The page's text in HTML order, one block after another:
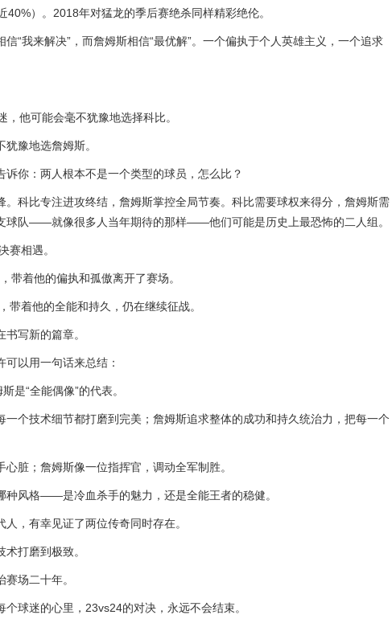
40%）。2018年对猛龙的季后赛绝杀同样精彩绝伦。
“我来解决”，而詹姆斯相信“最优解”。一个偏执于个人英雄主义，一个追求
他可能会毫不犹豫地选择科比。
豫地选詹姆斯。
你：两人根本不是一个类型的球员，怎么比？
。科比专注进攻终结，詹姆斯掌控全局节奏。科比需要球权来得分，詹姆斯需
球队——就像很多人当年期待的那样——他们可能是历史上最恐怖的二人组。
赛相遇。
带着他的偏执和孤傲离开了赛场。
带着他的全能和持久，仍在继续征战。
写新的篇章。
以用一句话来总结：
是“全能偶像”的代表。
一个技术细节都打磨到完美；詹姆斯追求整体的成功和持久统治力，把每一个
脏；詹姆斯像一位指挥官，调动全军制胜。
种风格——是冷血杀手的魅力，还是全能王者的稳健。
，有幸见证了两位传奇同时存在。
打磨到极致。
场二十年。
球迷的心里，23vs24的对决，永远不会结束。